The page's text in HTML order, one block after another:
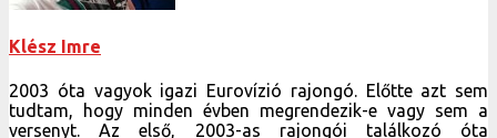
Klész Imre
2003 óta vagyok igazi Eurovízió rajongó. Előtte azt sem
tudtam, hogy minden évben megrendezik-e vagy sem a
versenyt. Az első, 2003-as rajongói találkozó óta